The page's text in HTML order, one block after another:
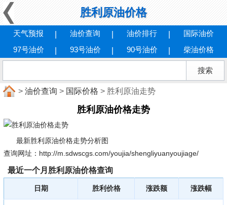
胜利原油价格
天气预报 油价查询 油价排行
国际油价
97号油价
93号油价 90号油价 柴油价格
> 油价查询 > 国际价格 > 胜利原油走势
胜利原油价格走势
最新胜利原油价格走势分析图
查询网址：http://m.sdwscgs.com/youjia/shengliyuanyoujiage/
最近一个月胜利原油价格查询
日期 胜利价格 涨跌额 涨跌幅